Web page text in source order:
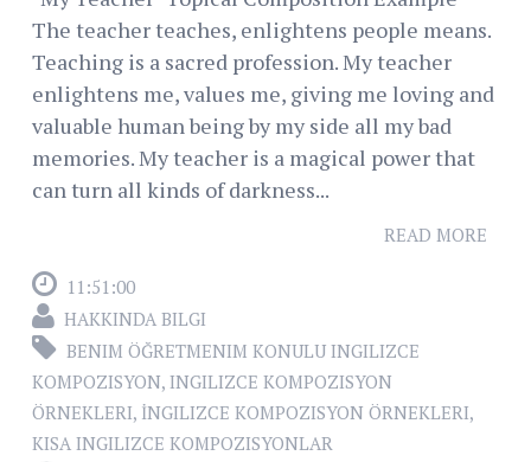
The teacher teaches, enlightens people means.
Teaching is a sacred profession. My teacher
enlightens me, values ​​me, giving me loving and
valuable human being by my side all my bad
memories. My teacher is a magical power that
can turn all kinds of darkness...
READ MORE
11:51:00
HAKKINDA BILGI
BENIM ÖĞRETMENIM KONULU INGILIZCE
KOMPOZISYON, INGILIZCE KOMPOZISYON
ÖRNEKLERI, İNGILIZCE KOMPOZISYON ÖRNEKLERI,
KISA INGILIZCE KOMPOZISYONLAR